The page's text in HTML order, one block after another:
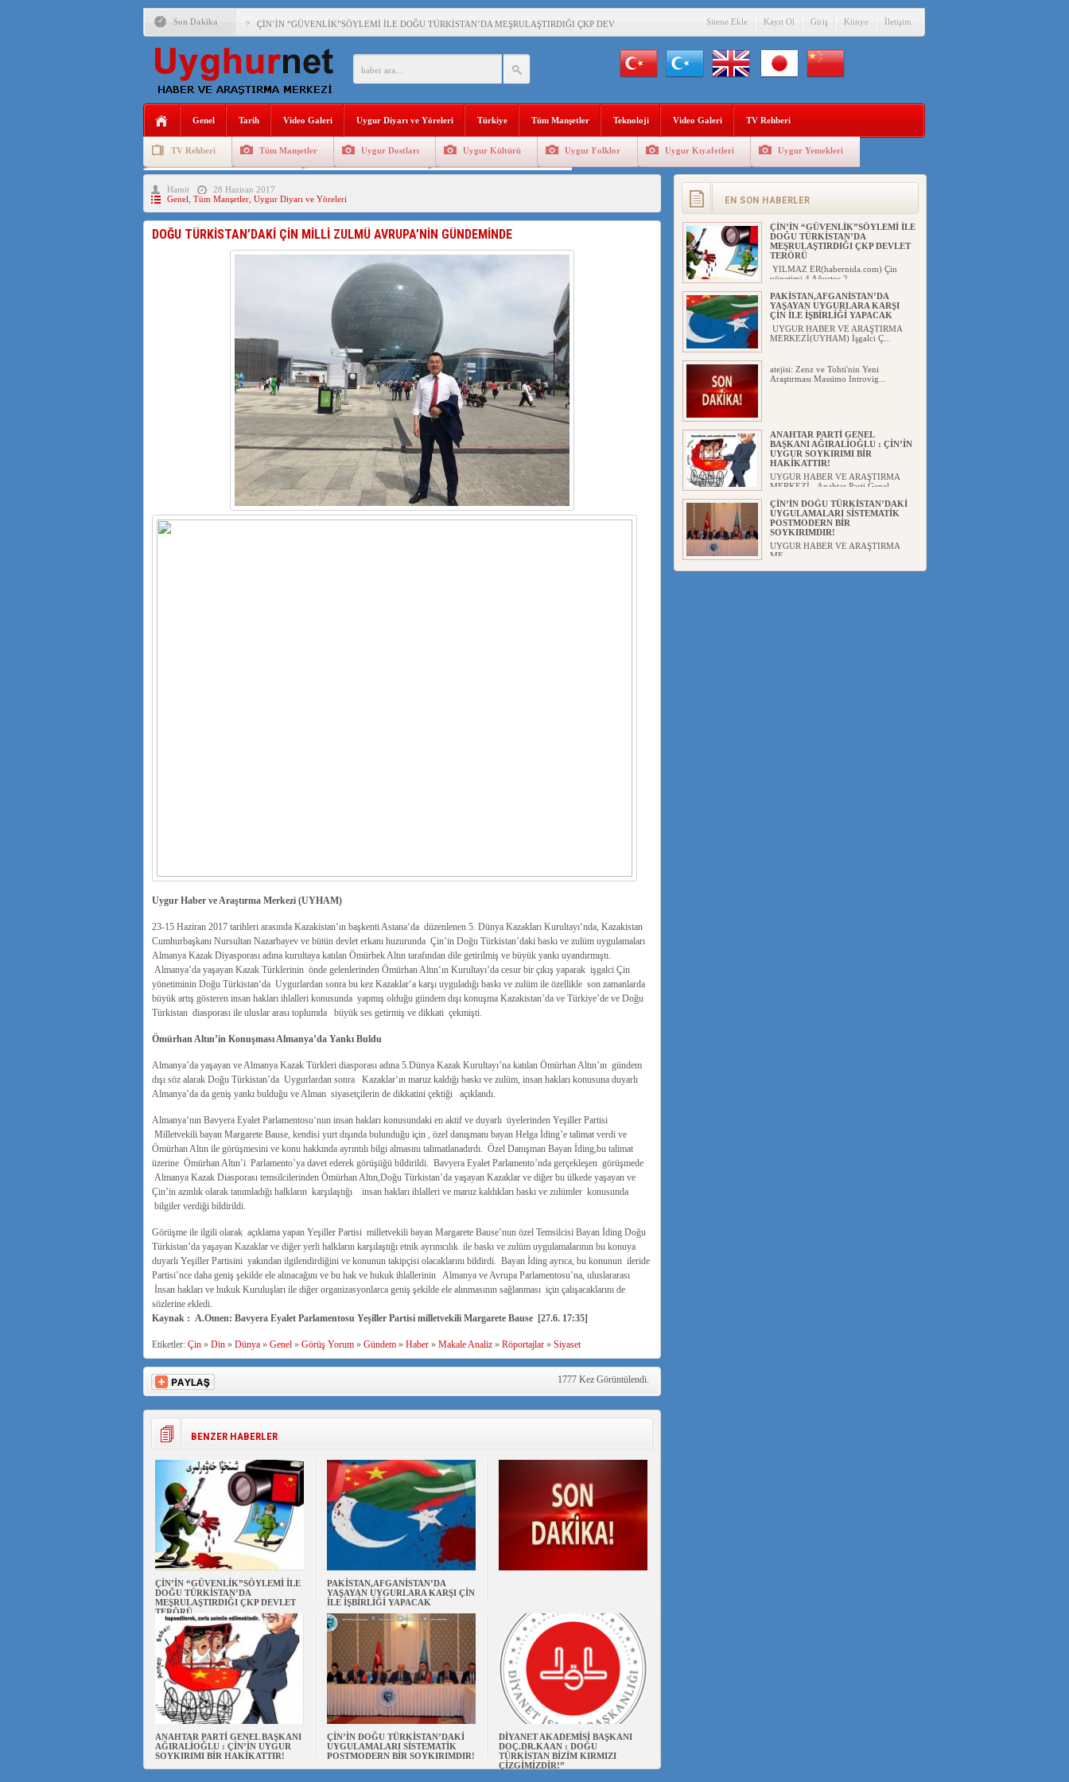
Son Dakika ÇİN’İN “GÜVENLİK”SÖYLEMİ İLE DOĞU TÜRKİSTAN’DA MEŞRULAŞTIRDIĞI ÇKP DEVLET TERÖRÜ
PAKİSTAN,AFGANİSTAN’DA YAŞAYAN UYGURLARA KARŞI ÇİN İLE İŞBİRLİĞİ YAPACAK
ANAHTAR PARTİ GENEL BAŞKANI AĞIRALİOĞLU : ÇİN’İN UYGUR SOYKIRIMI BİR HAKİKATTIR!
ÇİN’İN DOĞU TÜRKİSTAN’DAKİ UYGULAMALARI SİSTEMATİK POSTMODERN BİR SOYKIRIMDIR!
150 YILDIR KAYNAYAN YARAMIZ : ÇİN İŞGALİNDEKİ DOĞU TÜRKİSTAN
ÇİN’İN UYGUR POLİTİKALARINI ÖVEN DİYANET AKADEMİSİ BAŞKANI’NA TEPKİLER SÜRÜYOR
ÇİN’İN ANKARA BÜYÜKELÇİSİ JİANG’İN TRABZON ZİYARETİ
Sitene Ekle Kayıt Ol Giriş Künye İletişim
Genel Tarih Video Galeri Uygur Diyarı ve Yöreleri Türkiye Tüm Manşetler Teknoloji Video Galeri TV Rehberi
TV Rehberi Tüm Manşetler Uygur Dostları Uygur Kültürü Uygur Folklor Uygur Kıyafetleri Uygur Yemekleri
Uygurlarda Düğün ve Cenaze
Hamit
28 Haziran 2017
Genel Tüm Manşetler, Uygur Diyarı ve Yöreleri
DOĞU TÜRKİSTAN’DAKİ ÇİN MİLLİ ZULMÜ AVRUPA’NİN GÜNDEMİNDE
Uygur Haber ve Araştırma Merkezi (UYHAM)
23-15 Haziran 2017 tarihleri arasında Kazakistan‘ın başkenti Astana‘da düzenlenen 5. Dünya Kazakları Kurultayı‘nda, Kazakistan
Cumhurbaşkanı Nursultan Nazarbayev ve bütün devlet erkanı huzurunda Çin’in Doğu Türkistan’daki baskı ve zulüm uygulamaları
Almanya Kazak Diyasporası adına kurultaya katılan Ömürbek Altın tarafından dile getirilmiş ve büyük yankı uyandırmıştı.
Almanya’da yaşayan Kazak Türklerinin önde gelenlerinden Ömürhan Altın‘ın Kurultayı’da cesur bir çıkış yaparak işgalci Çin
yönetiminin Doğu Türkistan‘da Uygurlardan sonra bu kez Kazaklar‘a karşı uyguladığı baskı ve zulüm ile özellikle son zamanlarda
büyük artış gösteren insan hakları ihlalleri konusunda yapmış olduğu gündem dışı konuşma Kazakistan’da ve Türkiye’de ve Doğu
Türkistan diasporası ile uluslar arası toplumda büyük ses getirmiş ve dikkati çekmişti.
Ömürhan Altın’in Konuşması Almanya’da Yankı Buldu
Almanya’da yaşayan ve Almanya Kazak Türkleri diasporası adına 5.Dünya Kazak Kurultayı’na katılan Ömürhan Altın’ın gündem
dışı söz alarak Doğu Türkistan’da Uygurlardan sonra Kazaklar‘ın maruz kaldığı baskı ve zulüm, insan hakları konusuna duyarlı
Almanya’da da geniş yankı bulduğu ve Alman siyasetçilerin de dikkatini çektiği açıklandı.
Almanya‘nın Bavyera Eyalet Parlamentosu‘nun insan hakları konusundaki en aktif ve duyarlı üyelerinden Yeşiller Partisi
Milletvekili bayan Margarete Bause, kendisi yurt dışında bulunduğu için , özel danışmanı bayan Helga İding’e talimat verdi ve
Ömürhan Altın ile görüşmesini ve konu hakkında ayrıntılı bilgi almasını talimatlanadırdı. Özel Danışman Bayan İding,bu talimat
üzerine Ömürhan Altın’i Parlamento’ya davet ederek görüşüğü bildirildi. Bavyera Eyalet Parlamento’nda gerçekleşen görüşmede
Almanya Kazak Diasporası temsilcilerinden Ömürhan Altın,Doğu Türkistan’da yaşayan Kazaklar ve diğer bu ülkede yaşayan ve
Çin’in azınlık olarak tanımladığı halkların karşılaştığı insan hakları ihlalleri ve maruz kaldıkları baskı ve zulümler konusunda
bilgiler verdiği bildirildi.
Görüşme ile ilgili olarak açıklama yapan Yeşiller Partisi milletvekili bayan Margarete Bause’nun özel Temsilcisi Bayan İding Doğu
Türkistan’da yaşayan Kazaklar ve diğer yerli halkların karşılaştığı etnik ayrımcılık ile baskı ve zulüm uygulamalarının bu konuya
duyarlı Yeşiller Partisini yakından ilgilendirdiğini ve konunun takipçisi olacaklarını bildirdi. Bayan İding ayrıca, bu konunun ileride
Partisi’nce daha geniş şekilde ele alınacağını ve bu hak ve hukuk ihlallerinin Almanya ve Avrupa Parlamentosu’na, uluslararası
İnsan hakları ve hukuk Kuruluşları ile diğer organizasyonlarca geniş şekilde ele alınmasının sağlanması için çalışacaklarını de
sözlerine ekledi.
Kaynak : A.Omen: Bavyera Eyalet Parlamentosu Yeşiller Partisi milletvekili Margarete Bause [27.6. 17:35]
Etiketler: Çin» Din» Dünya» Genel» Görüş Yorum» Gündem» Haber» Makale Analiz» Röportajlar» Siyaset
1777 Kez Görüntülendi.
BENZER HABERLER
ÇİN’İN “GÜVENLİK”SÖYLEMİ İLE
DOĞU TÜRKİSTAN’DA
MEŞRULAŞTIRDIĞI ÇKP DEVLET
TERÖRÜ
PAKİSTAN,AFGANİSTAN’DA
YAŞAYAN UYGURLARA KARŞI ÇİN
İLE İŞBİRLİĞİ YAPACAK
ANAHTAR PARTİ GENEL BAŞKANI
AĞIRALİOĞLU : ÇİN’İN UYGUR
SOYKIRIMI BİR HAKİKATTIR!
ÇİN’İN DOĞU TÜRKİSTAN’DAKİ
UYGULAMALARI SİSTEMATİK
POSTMODERN BİR SOYKIRIMDIR!
DİYANET AKADEMİSİ BAŞKANI
DOÇ.DR.KAAN : DOĞU
TÜRKİSTAN BİZİM KIRMIZI
ÇİZGİMİZDİR!”
EN SON HABERLER
ÇİN’İN “GÜVENLİK”SÖYLEMİ İLE
DOĞU TÜRKİSTAN’DA
MEŞRULAŞTIRDIĞI ÇKP DEVLET
TERÖRÜ
YILMAZ ER(habernida.com) Çin
yönetimi 4 Ağustos 2...
PAKİSTAN,AFGANİSTAN’DA
YAŞAYAN UYGURLARA KARŞI
ÇİN İLE İŞBİRLİĞİ YAPACAK
UYGUR HABER VE ARAŞTIRMA
MERKEZİ(UYHAM) İşgalci Ç...
atejisi: Zenz ve Tohti'nin Yeni
Araştırması Massimo Introvig...
ANAHTAR PARTİ GENEL
BAŞKANI AĞIRALİOĞLU : ÇİN’İN
UYGUR SOYKIRIMI BİR
HAKİKATTIR!
UYGUR HABER VE ARAŞTIRMA
MERKEZİ Anahtar Parti Genel
ÇİN’İN DOĞU TÜRKİSTAN’DAKİ
UYGULAMALARI SİSTEMATİK
POSTMODERN BİR
SOYKIRIMDIR!
UYGUR HABER VE ARAŞTIRMA
ME...
DİYANET AKADEMİSİ BAŞKANI